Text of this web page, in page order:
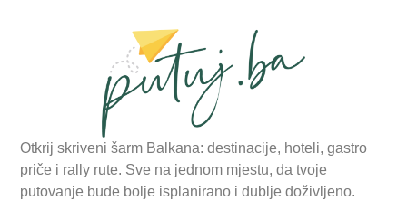
Otkrij skriveni šarm Balkana: destinacije, hoteli, gastro
priče i rally rute. Sve na jednom mjestu, da tvoje
putovanje bude bolje isplanirano i dublje doživljeno.